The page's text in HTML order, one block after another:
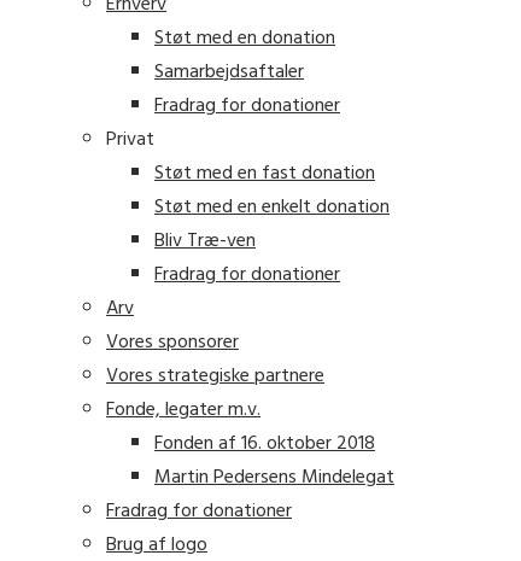
Støt med en donation
Samarbejdsaftaler
Fradrag for donationer
Privat
Støt med en fast donation
Støt med en enkelt donation
Bliv Træ-ven
Fradrag for donationer
Arv
Vores sponsorer
Vores strategiske partnere
Fonde, legater m.v.
Fonden af 16. oktober 2018
Martin Pedersens Mindelegat
Fradrag for donationer
Brug af logo